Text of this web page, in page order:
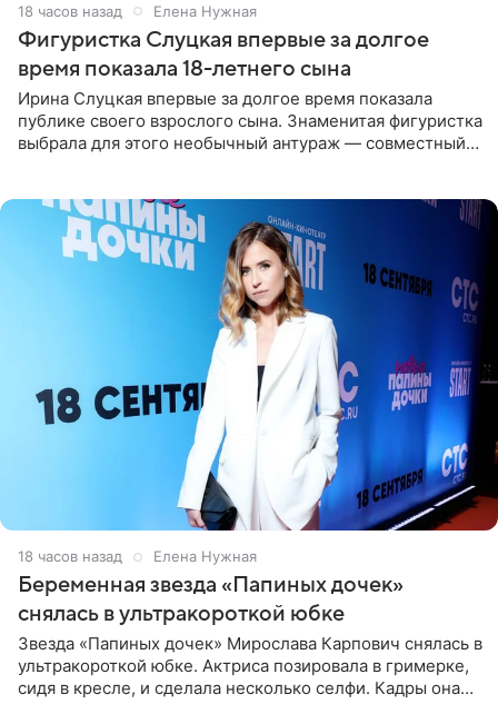
18 часов назад Елена Нужная
Фигуристка Слуцкая впервые за долгое
время показала 18-летнего сына
Ирина Слуцкая впервые за долгое время показала
публике своего взрослого сына. Знаменитая фигуристка
выбрала для этого необычный антураж — совместный
18 часов назад Елена Нужная
Беременная звезда «Папиных дочек»
снялась в ультракороткой юбке
Звезда «Папиных дочек» Мирослава Карпович снялась в
ультракороткой юбке. Актриса позировала в гримерке,
сидя в кресле, и сделала несколько селфи. Кадры она